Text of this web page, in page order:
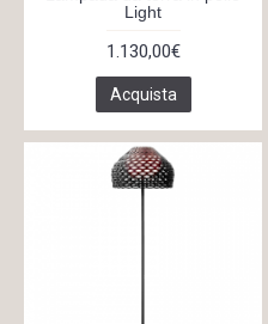
Light
1.130,00€
Acquista